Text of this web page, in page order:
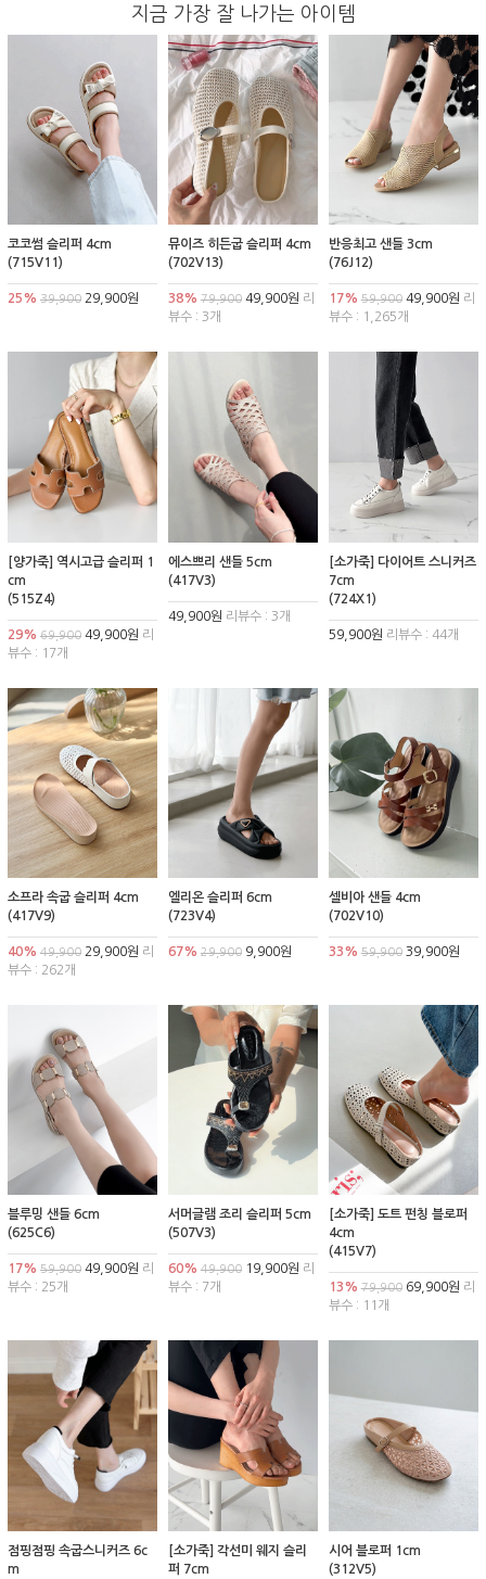
지금 가장 잘 나가는 아이템
코코썸 슬리퍼 4cm
(715V11)
25% 39,900 29,900원
뮤이즈 히든굽 슬리퍼 4cm
(702V13)
38% 79,90049,900원 리
뷰수 : 3개
반응최고 샌들 3cm
(76J12)
17% 59,90049,900원 리
뷰수 : 1,265개
[양가죽] 역시고급 슬리퍼 1
cm
(515Z4)
29% 69,900 49,900원 리
뷰수 : 17개
에스쁘리 샌들 5cm
(417V3)
49,900원 리뷰수 : 3개
[소가죽] 다이어트 스니커즈
7cm
(724X1)
59,900원 리뷰수 : 44개
소프라 속굽 슬리퍼 4cm
(417V9)
40% 49,900 29,900원 리
뷰수 : 262개
엘리온 슬리퍼 6cm
(723V4)
67% 29,9009,900원
셀비아 샌들 4cm
(702V10)
33% 59,90039,900원
블루밍 샌들 6cm
(625C6)
17% 59,900 49,900원 리
뷰수 : 25개
서머글램 조리 슬리퍼 5cm
(507V3)
60% 49,90019,900원 리
뷰수 : 7개
[소가죽] 도트 펀칭 블로퍼
4cm
(415V7)
13% 79,90069,900원 리
뷰수 : 11개
점핑점핑 속굽스니커즈 6c
m
[소가죽] 각선미 웨지 슬리
퍼 7cm
시어 블로퍼 1cm
(312V5)